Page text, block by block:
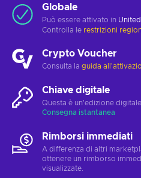
Globale
Può essere attivato in
Controlla le restrizioni
Crypto Voucher
Consulta la guida
Chiave digitale
Questa è un'edizione
Consegna istantanea
Rimborsi immediati
A differenza di altri
ottenere un rimborso
visualizzate.